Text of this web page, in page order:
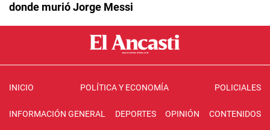
donde murió Jorge Messi
INICIO POLÍTICA Y ECONOMÍA POLICIALES
INFORMACIÓN GENERAL DEPORTES OPINIÓN CONTENIDOS